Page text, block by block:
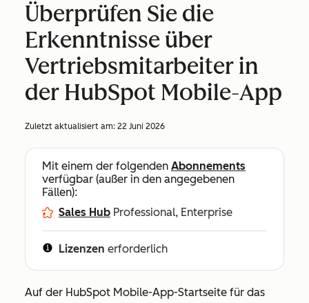
Überprüfen Sie die
Erkenntnisse über
Vertriebsmitarbeiter in
der HubSpot Mobile-App
Zuletzt aktualisiert am: 22 Juni 2026
Mit einem der folgenden Abonnements
verfügbar (außer in den angegebenen
Fällen):
Sales Hub Professional, Enterprise
Lizenzen erforderlich
Auf der HubSpot Mobile-App-Startseite für das